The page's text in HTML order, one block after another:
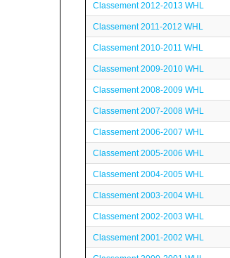
Classement 2012-2013 WHL
Classement 2011-2012 WHL
Classement 2010-2011 WHL
Classement 2009-2010 WHL
Classement 2008-2009 WHL
Classement 2007-2008 WHL
Classement 2006-2007 WHL
Classement 2005-2006 WHL
Classement 2004-2005 WHL
Classement 2003-2004 WHL
Classement 2002-2003 WHL
Classement 2001-2002 WHL